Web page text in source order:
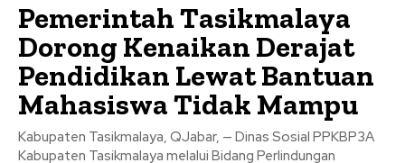
Pemerintah Tasikmalaya
Dorong Kenaikan Derajat
Pendidikan Lewat Bantuan
Mahasiswa Tidak Mampu
Kabupaten Tasikmalaya, QJabar, — Dinas Sosial PPKBP3A
Kabupaten Tasikmalaya melalui Bidang Perlindungan